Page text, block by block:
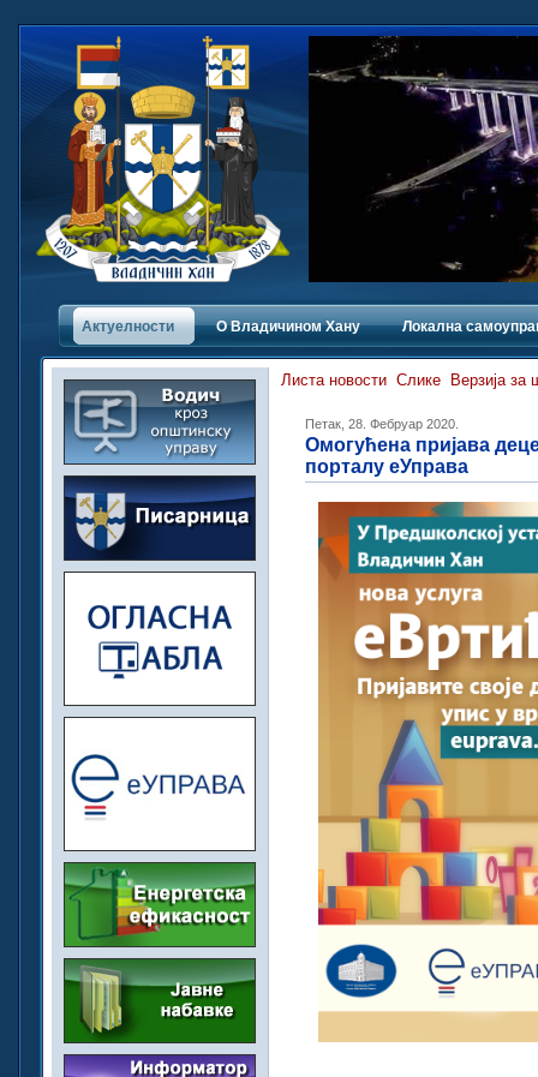
Актуелности О Владичинoм Хану Локална
Листа новости Слике Верзија за
Петак, 28. Фебруар 2020.
Омогућена пријава
порталу еУправа